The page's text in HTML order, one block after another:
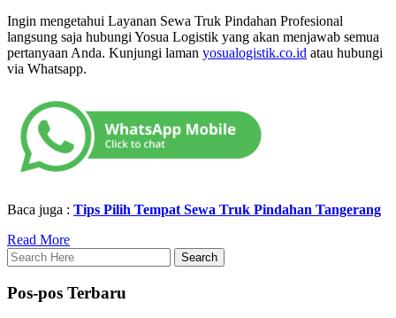
Ingin mengetahui Layanan Sewa Truk Pindahan Profesional
langsung saja hubungi Yosua Logistik yang akan menjawab semua
pertanyaan Anda. Kunjungi laman yosualogistik.co.id atau hubungi
via Whatsapp.
Baca juga : Tips Pilih Tempat Sewa Truk Pindahan Tangerang
Read More
Pos-pos Terbaru